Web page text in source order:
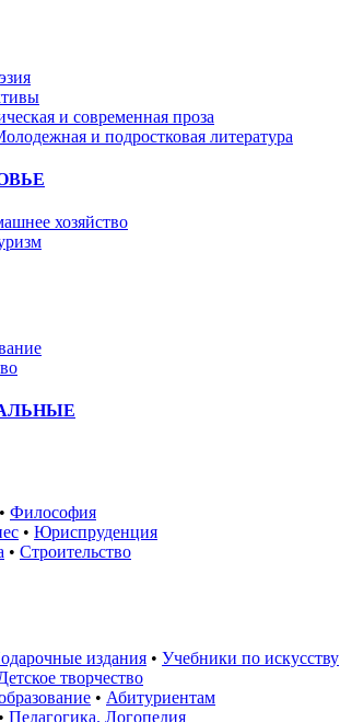
и современная проза
и подростковая литература
хозяйство
• Философия
• Юриспруденция
• Строительство
издания • Учебники по искусству
творчество
• Абитуриентам
• Педагогика. Логопедия